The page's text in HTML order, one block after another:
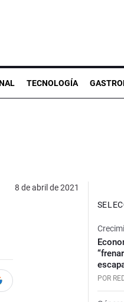
TECNOLOGÍA
8 de abril de 2021
POR